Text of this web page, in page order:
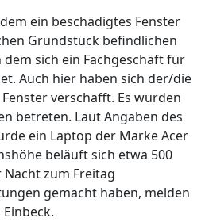
ein beschädigtes Fenster
Grundstück befindlichen
sich ein Fachgeschäft für
Auch hier haben sich der/die
verschafft. Es wurden
betreten. Laut Angaben des
ein Laptop der Marke Acer
beläuft sich etwa 500
Nacht zum Freitag
gemacht haben, melden